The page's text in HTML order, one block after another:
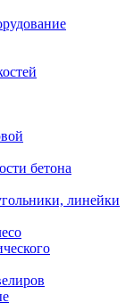
бетона
линейки